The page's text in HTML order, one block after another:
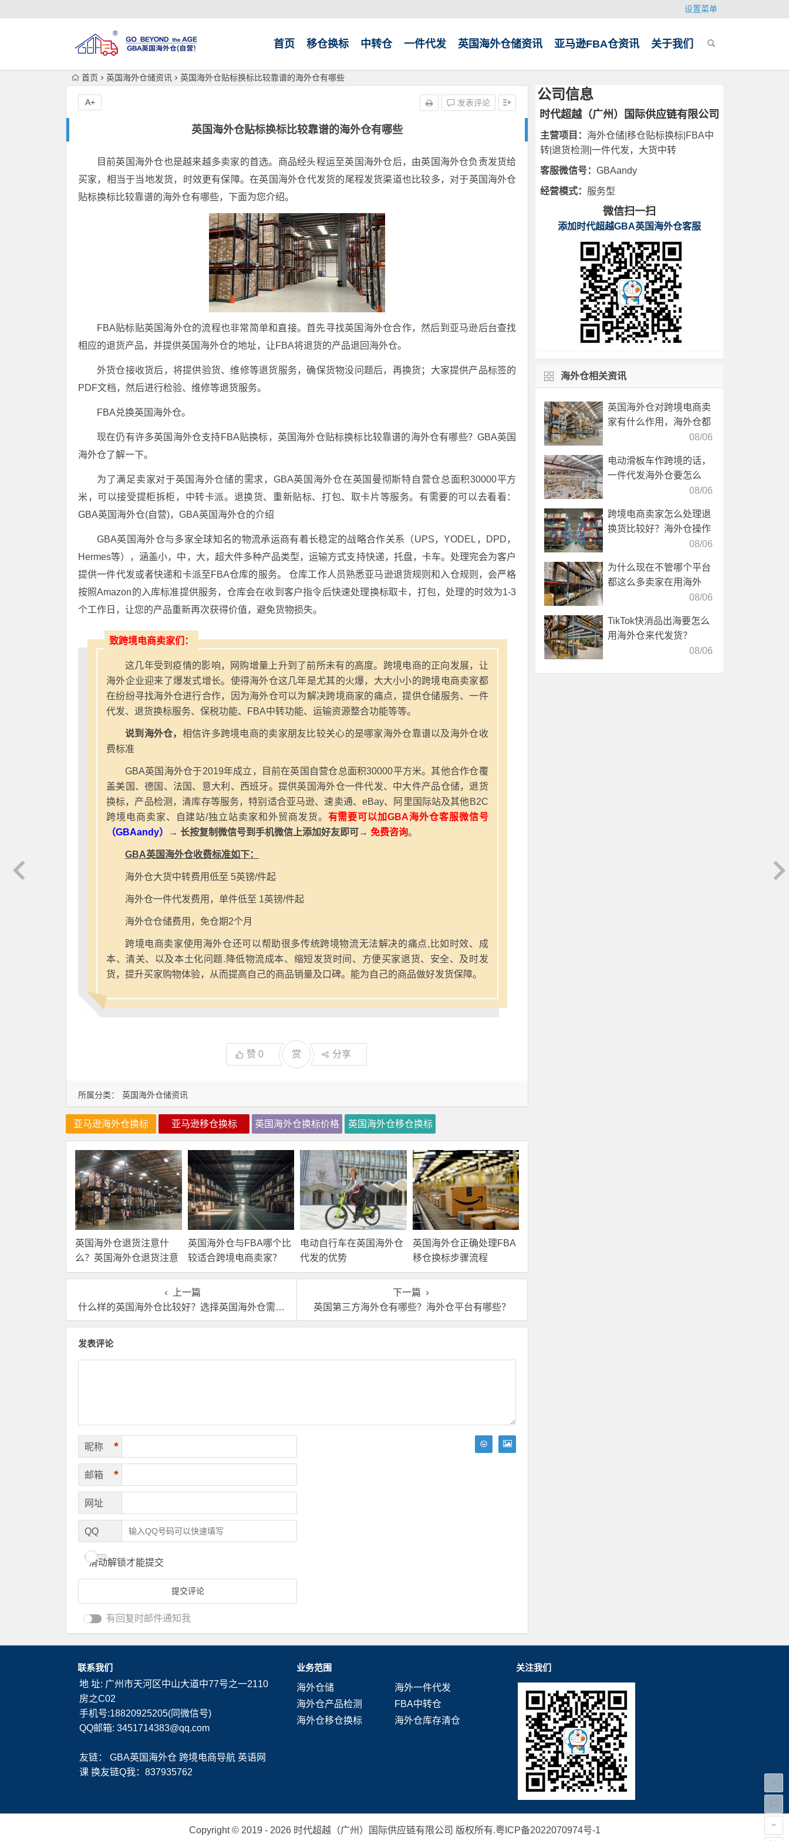
设置菜单
首页 移仓换标 中转仓 一件代发 英国海外仓储资讯 亚马逊FBA仓资讯 关于我们
首页 英国海外仓储资讯 英国海外仓贴标换标比较靠谱的海外仓有哪些
英国海外仓贴标换标比较靠谱的海外仓有哪些
发表评论
A+
所属分类： 英国海外仓储资讯
目前英国海外仓也是越来越多卖家的首选。商品经头程运至英国海外仓后，由英国海外仓负责发货给
买家，相当于当地发货，时效更有保障。在英国海外仓代发货的尾程发货渠道也比较多，对于英国海外仓
贴标换标比较靠谱的海外仓有哪些，下面为您介绍。
FBA贴标贴英国海外仓的流程也非常简单和直接。首先寻找英国海外仓合作，然后到亚马逊后台查找
相应的退货产品，并提供英国海外仓的地址，让FBA将退货的产品退回海外仓。
外货仓接收货后，将提供验货、维修等退货服务，确保货物没问题后，再换货；大家提供产品标签的
PDF文档，然后进行检验、维修等退货服务。
FBA兑换英国海外仓。
现在仍有许多英国海外仓支持FBA贴换标，英国海外仓贴标换标比较靠谱的海外仓有哪些？GBA英国
海外仓了解一下。
为了满足卖家对于英国海外仓储的需求，GBA英国海外仓在英国曼彻斯特自营仓总面积30000平方
米，可以接受提柜拆柜，中转卡派。退换货、重新贴标、打包、取卡片等服务。有需要的可以去看看：
GBA英国海外仓(自营)，GBA英国海外仓的介绍
GBA英国海外仓与多家全球知名的物流承运商有着长稳定的战略合作关系（UPS，YODEL，DPD，
Hermes等），涵盖小，中，大，超大件多种产品类型，运输方式支持快递，托盘，卡车。处理完会为客户
提供一件代发或者快递和卡派至FBA仓库的服务。 仓库工作人员熟悉亚马逊退货规则和入仓规则，会严格
按照Amazon的入库标准提供服务，仓库会在收到客户指令后快速处理换标取卡，打包，处理的时效为1-3
个工作日，让您的产品重新再次获得价值，避免货物损失。
致跨境电商卖家们：
这几年受到疫情的影响，网购增量上升到了前所未有的高度。跨境电商的正向发展，让
海外企业迎来了爆发式增长。使得海外仓这几年是尤其的火爆，大大小小的跨境电商卖家都
在纷纷寻找海外仓进行合作，因为海外仓可以为解决跨境商家的痛点，提供仓储服务、一件
代发、退货换标服务、保税功能、FBA中转功能、运输资源整合功能等等。
说到海外仓， 相信许多跨境电商的卖家朋友比较关心的是哪家海外仓靠谱以及海外仓收
费标准
GBA英国海外仓于2019年成立，目前在英国自营仓总面积30000平方米。其他合作仓覆
盖美国、德国、法国、意大利、西班牙。提供英国海外仓一件代发、中大件产品仓储，退货
换标，产品检测，清库存等服务，特别适合亚马逊、速卖通、eBay、阿里国际站及其他B2C
跨境电商卖家、自建站/独立站卖家和外贸商发货。 有需要可以加GBA海外仓客服微信号
（GBAandy）
→ 长按复制微信号到手机微信上添加好友即可→ 免费咨询。
GBA英国海外仓收费标准如下：
海外仓大货中转费用低至 5英镑/件起
海外仓一件代发费用，单件低至 1英镑/件起
海外仓仓储费用，免仓期2个月
跨境电商卖家使用海外仓还可以帮助很多传统跨境物流无法解决的痛点,比如时效、成
本、清关、以及本土化问题.降低物流成本、缩短发货时间、方便买家退货、安全、及时发
货，提升买家购物体验，从而提高自己的商品销量及口碑。能为自己的商品做好发货保障。
赞 0 赏 分享
亚马逊海外仓换标 亚马逊移仓换标 英国海外仓换标价格 英国海外仓移仓换标
英国海外仓退货注意什
么？英国海外仓退货注意
事项！
英国海外仓与FBA哪个比
较适合跨境电商卖家？
电动自行车在英国海外仓
代发的优势
英国海外仓正确处理FBA
移仓换标步骤流程
上一篇
什么样的英国海外仓比较好？选择英国海外仓需要注意什么
下一篇
英国第三方海外仓有哪些？海外仓平台有哪些？
发表评论
昵称 *
邮箱 *
网址
QQ
滑动解锁才能提交
有回复时邮件通知我
公司信息
时代超越（广州）国际供应链有限公司
主营项目： 海外仓储|移仓贴标换标|FBA中
转|退货检测|一件代发，大货中转
客服微信号： GBAandy
经营模式： 服务型
微信扫一扫
添加时代超越GBA英国海外仓客服
海外仓相关资讯
英国海外仓对跨境电商卖
家有什么作用，海外仓都
08/06
电动滑板车作跨境的话，
一件代发海外仓要怎么
08/06
跨境电商卖家怎么处理退
换货比较好？海外仓操作
08/06
为什么现在不管哪个平台
都这么多卖家在用海外
08/06
TikTok快消品出海要怎么
用海外仓来代发货？
08/06
联系我们
地 址: 广州市天河区中山大道中77号之一2110
房之C02
手机号:18820925205(同微信号)
QQ邮箱: 3451714383@qq.com
友链： GBA英国海外仓 跨境电商导航 英语网
课 换友链Q我：837935762
业务范围
海外仓储
海外一件代发
海外仓产品检测
FBA中转仓
海外仓移仓换标
海外仓库存清仓
关注我们
Copyright © 2019 - 2026 时代超越（广州）国际供应链有限公司 版权所有.粤ICP备2022070974号-1